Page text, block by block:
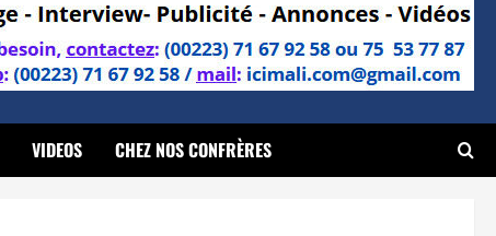
VIDEOS CHEZ NOS CONFRÈRES